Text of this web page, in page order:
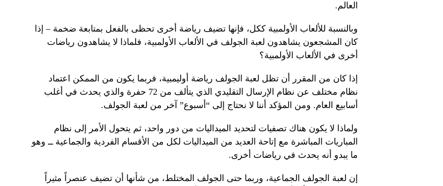
العالم.
وبالنسبة للألعاب الأولمبية ككل، فإنها تضيف رياضة أخرى تحظى بالفعل بمتابعة ضخمة – إذا
كان المشجعون يشاهدون لعبة الجولف في الألعاب الأولمبية، فلماذا لا يشاهدون رياضات
أخرى في الألعاب الأولمبية؟
إذا كان من المقرر أن تظل لعبة الجولف رياضة أوليمبية، فربما يكون من الممكن اعتماد
نظام مختلف عن نظام الإرسال التقليدي الذي يتألف من 72 حفرة والذي يحدث في أغلب
أسابيع العام. ومن المؤكد أننا لا نحتاج إلى “أسبوع” آخر من لعبة الجولف.
ولماذا لا يكون هناك تصفيات لتحديد الميداليات من دور واحد، ثم يتحول الأمر إلى نظام
المباريات المباشرة مع إتاحة العديد من الميداليات لكل من الأقسام الفردية والجماعية ــ وهو
ما يبدو أنه يحدث في رياضات أخرى.
إن لعبة الجولف الجماعية، وربما حتى الجولف المختلط، من شأنها أن تضيف عنصراً مثيراً